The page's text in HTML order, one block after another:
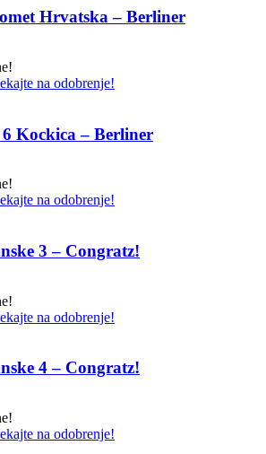
Hrvatska – Berliner
na odobrenje!
Kockica – Berliner
na odobrenje!
3 – Congratz!
na odobrenje!
4 – Congratz!
na odobrenje!